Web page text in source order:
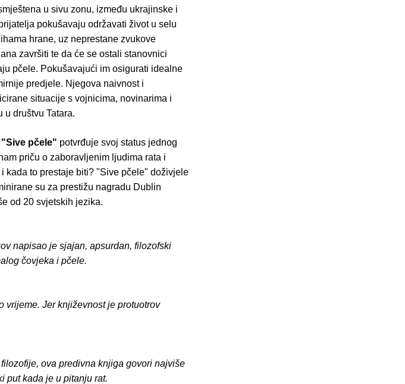
u sivu zonu, između ukrajinske i
pokušavaju održavati život u selu
hrane, uz neprestane zvukove
završiti te da će se ostali stanovnici
pčele. Pokušavajući im osigurati idealne
predjele. Njegova naivnost i
situacije s vojnicima, novinarima i
u društvu Tatara.
"Sive pčele" potvrđuje svoj status jednog
priču o zaboravljenim ljudima rata i
kada to prestaje biti? "Sive pčele" doživjele
su za prestižu nagradu Dublin
od 20 svjetskih jezika.
napisao je sjajan, apsurdan, filozofski
čovjeka i pčele.
vrijeme. Jer književnost je protuotrov
ova predivna knjiga govori najviše
put kada je u pitanju rat.